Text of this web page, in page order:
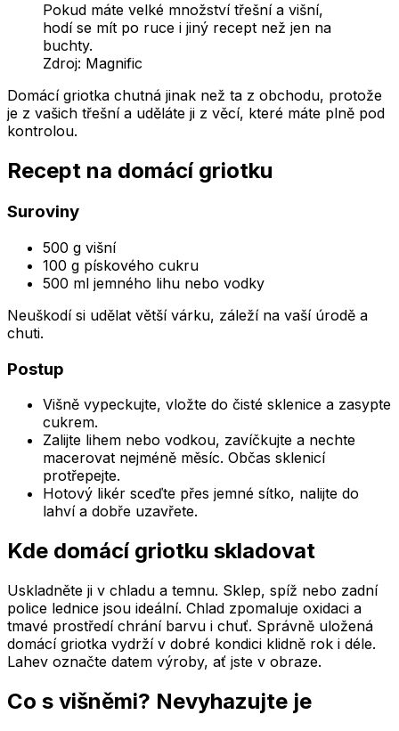
Pokud máte velké množství třešní a višní,
hodí se mít po ruce i jiný recept než jen na
buchty.
Zdroj: Magnific
Domácí griotka chutná jinak než ta z obchodu, protože
je z vašich třešní a uděláte ji z věcí, které máte plně pod
kontrolou.
Recept na domácí griotku
Suroviny
500 g višní
100 g pískového cukru
500 ml jemného lihu nebo vodky
Neuškodí si udělat větší várku, záleží na vaší úrodě a
chuti.
Postup
Višně vypeckujte, vložte do čisté sklenice a zasypte
cukrem.
Zalijte lihem nebo vodkou, zavíčkujte a nechte
macerovat nejméně měsíc. Občas sklenicí
protřepejte.
Hotový likér sceďte přes jemné sítko, nalijte do
lahví a dobře uzavřete.
Kde domácí griotku skladovat
Uskladněte ji v chladu a temnu. Sklep, spíž nebo zadní
police lednice jsou ideální. Chlad zpomaluje oxidaci a
tmavé prostředí chrání barvu i chuť. Správně uložená
domácí griotka vydrží v dobré kondici klidně rok i déle.
Lahev označte datem výroby, ať jste v obraze.
Co s višněmi? Nevyhazujte je